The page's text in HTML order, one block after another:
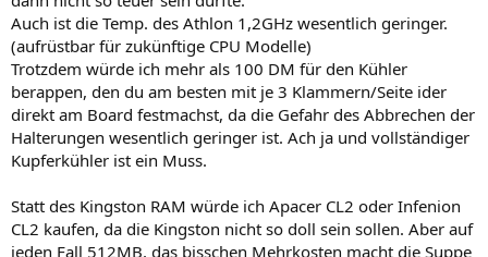
Auch ist die Temp. des Athlon 1,2GHz wesentlich geringer.
(aufrüstbar für zukünftige CPU Modelle)
Trotzdem würde ich mehr als 100 DM für den Kühler
berappen, den du am besten mit je 3 Klammern/Seite ider
direkt am Board festmachst, da die Gefahr des Abbrechen der
Halterungen wesentlich geringer ist. Ach ja und vollständiger
Kupferkühler ist ein Muss.
Statt des Kingston RAM würde ich Apacer CL2 oder Infenion
CL2 kaufen, da die Kingston nicht so doll sein sollen. Aber auf
jeden Fall 512MB, das bisschen Mehrkosten macht die Suppe